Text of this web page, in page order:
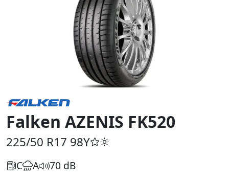
Falken AZENIS FK520
225/50 R17 98Y
C A 70 dB